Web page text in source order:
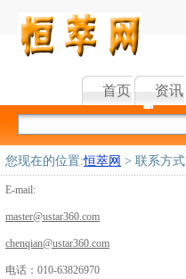
首页 资讯
您现在的位置:恒萃网 > 联系方式
E-mail:
master@ustar360.com
chenqian@ustar360.com
电话：010-63826970